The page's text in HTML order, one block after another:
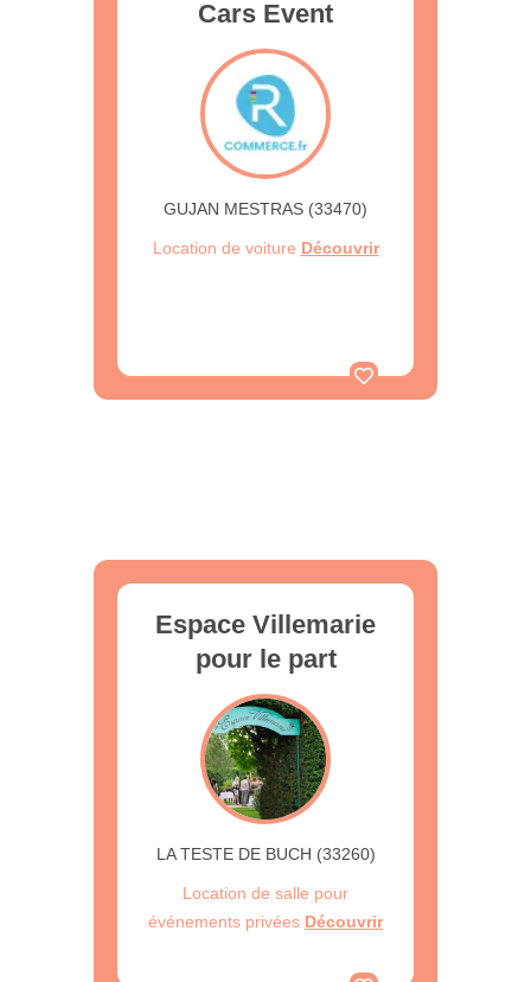
Cars Event
GUJAN MESTRAS (33470)
Location de voiture Découvrir
Espace Villemarie
pour le part
LA TESTE DE BUCH (33260)
Location de salle pour
événements privées Découvrir